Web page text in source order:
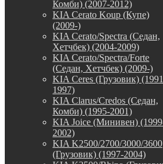
Комби) (2007-2012)
KIA Cerato Koup (Купе)
(2009-)
KIA Cerato/Spectra (Седан,
Хетчбек) (2004-2009)
KIA Cerato/Spectra/Forte
(Седан, Хетчбек) (2009-)
KIA Ceres (Грузовик)
1997)
KIA Clarus/Credos (Седан,
Комби) (1995-2001)
KIA Joice (Минивен)
2002)
KIA K2500/2700/3000/3600
(Грузовик) (1997-2004)